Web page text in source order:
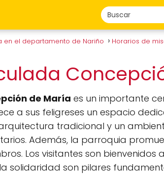
en el departamento de Nariño Horarios de
de María es un importante
a sus feligreses un espacio
tradicional y un
Además, la parroquia
Los visitantes son
solidaridad son pilares